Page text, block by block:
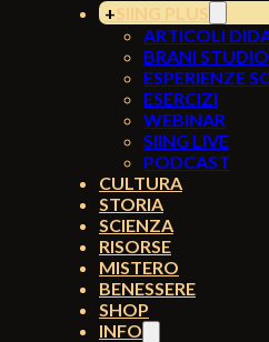
SIING PLUS
ARTICOLI
BRANI STUDIO
ESPERIENZE
ESERCIZI
WEBINAR
SIING LIVE
PODCAST
CULTURA
STORIA
SCIENZA
RISORSE
MISTERO
BENESSERE
SHOP
INFO